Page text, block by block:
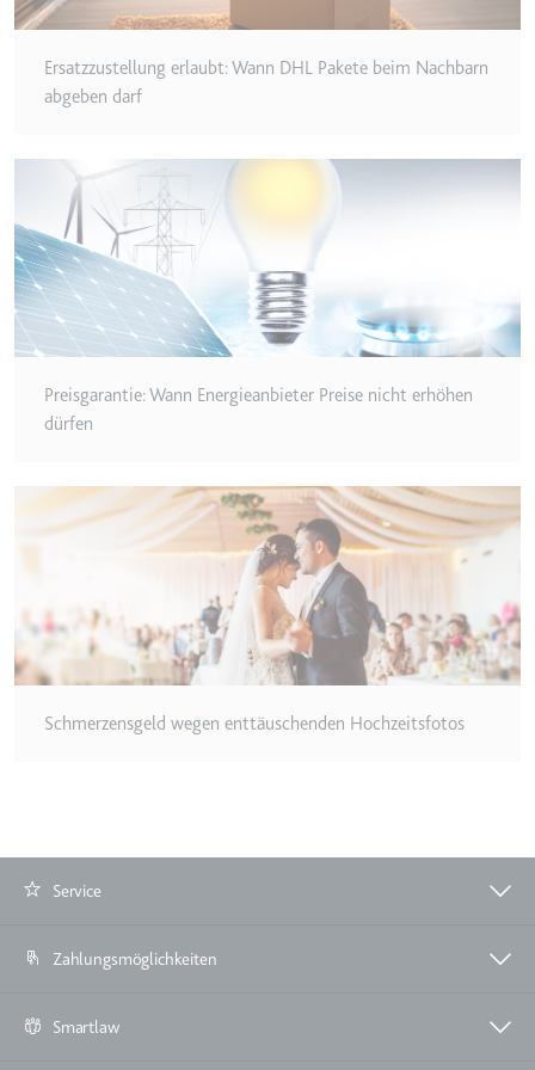
Typ:
HTTP-Cookie
__Secure-YEC
eines auf anderen Webseiten
integrierten Youtube-Videos
Ablauf:
Sitzung
Typ:
HTTP-Cookie
__Secure-YNID
Zweck:
Wird verwendet, um die
Interaktion der Nutzer mit
eingebetteten Inhalten zu
verfolgen.
180 Tage
Typ:
HTTP-Cookie
LAST_RESULT_ENTRY_KEY
LogsDatabaseV2:V#||LogsRequestsStore
Ersatzzustellung erlaubt: Wann DHL Pakete beim Nachbarn
abgeben darf
Preisgarantie: Wann Energieanbieter Preise nicht erhöhen
dürfen
Schmerzensgeld wegen enttäuschenden Hochzeitsfotos
Service
Zahlungsmöglichkeiten
Smartlaw